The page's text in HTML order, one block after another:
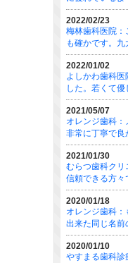
2022/02/23
梅林歯科医院：
も確かです。
2022/01/02
よしかわ歯科医
した。若くて
2021/05/07
オレンジ歯科
非常に丁寧で良
2021/01/30
むらつ歯科クリ
信頼できる方々
2020/01/18
オレンジ歯科：
出来た同じ名前
2020/01/10
やすまる歯科診